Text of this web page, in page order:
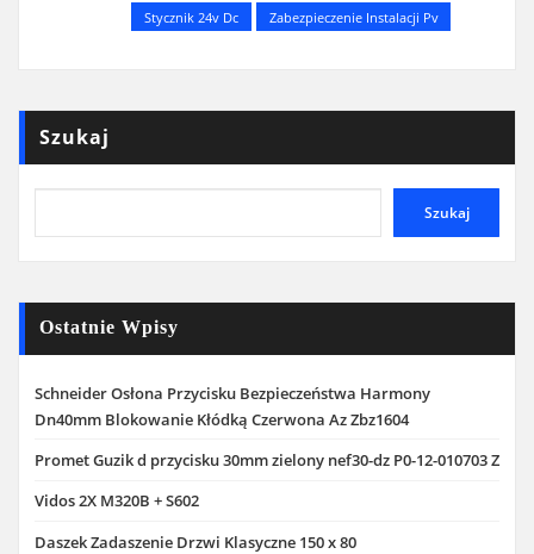
Stycznik 24v Dc
Zabezpieczenie Instalacji Pv
Szukaj
Szukaj
Ostatnie Wpisy
Schneider Osłona Przycisku Bezpieczeństwa Harmony
Dn40mm Blokowanie Kłódką Czerwona Az Zbz1604
Promet Guzik d przycisku 30mm zielony nef30-dz P0-12-010703 Z
Vidos 2X M320B + S602
Daszek Zadaszenie Drzwi Klasyczne 150 x 80